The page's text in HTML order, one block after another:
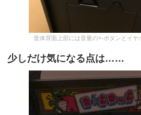
筐体背面上部には音量の+-ボタンとイヤ
少しだけ気になる点は……